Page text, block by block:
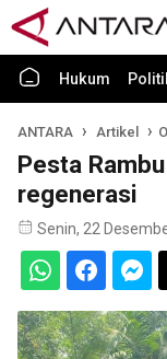
Hukum
ANTARA Artikel
Pesta
regenerasi
Senin, 22